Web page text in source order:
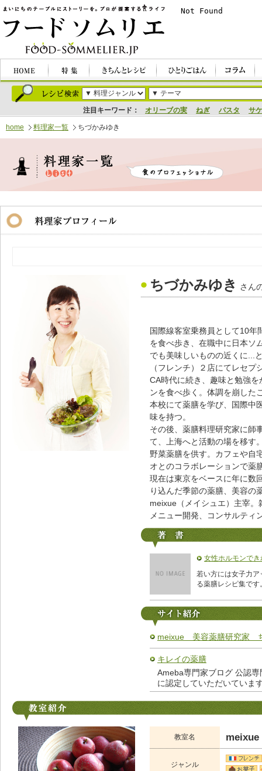
注目キーワード： オリーブの実 ねぎ パスタ サケ
home 料理家一覧 ちづかみゆき
ちづかみゆき さん
国際線客室乗務員として10
を食べ歩き、在職中に日本ソ
でも美味しいものの近くに...
（フレンチ）２店にてレセプ
CA時代に続き、趣味と勉強
ンを食べ歩く。体調を崩した
本校にて薬膳を学び、国際中
味を持つ。
その後、薬膳料理研究家に師
て、上海へと活動の場を移す
野菜薬膳を供す。カフェや自
オとのコラボレーションで薬
現在は東京をベースに年に数
り込んだ季節の薬膳、美容の
meixue（メイシュエ）主宰
メニュー開発、コンサルティ
女性ホルモンで
若い方には女子力
る薬膳レシピ集です
meixue 美容薬膳研究家
キレイの薬膳
Ameba専門家ブログ 公認
に認定していただいていま
教室名 meixue
ジャンル